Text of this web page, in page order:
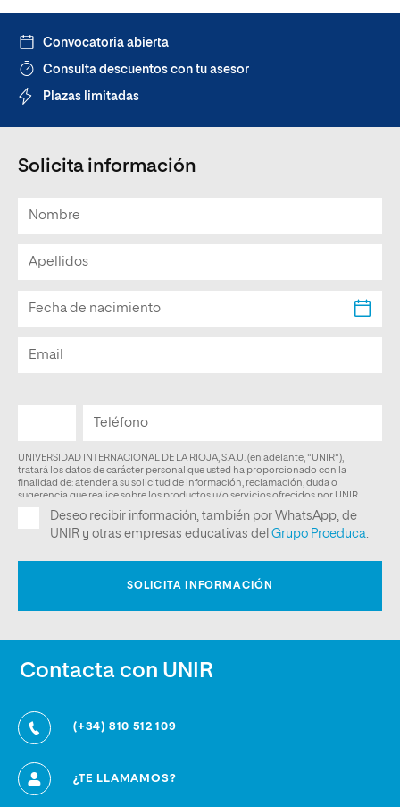
Convocatoria abierta
Consulta descuentos con tu asesor
Plazas limitadas
Solicita información
Contacta con UNIR
(+34) 810 512 109
¿TE LLAMAMOS?